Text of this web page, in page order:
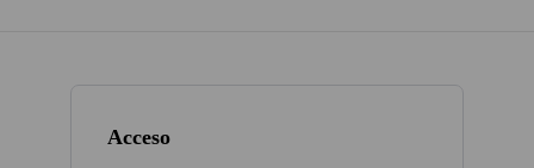
Acceso